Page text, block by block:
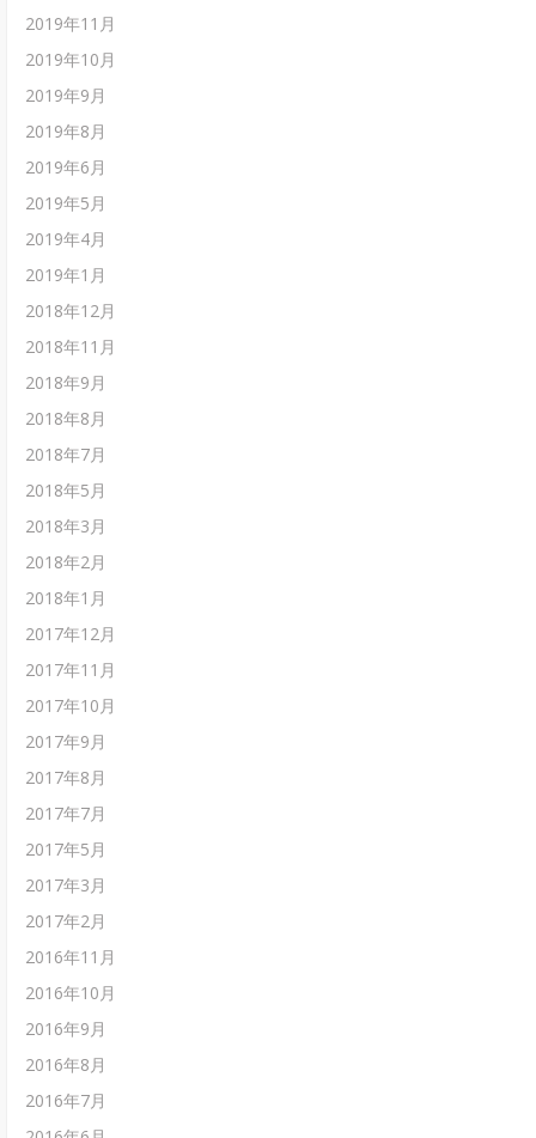
2019年11月
2019年10月
2019年9月
2019年8月
2019年6月
2019年5月
2019年4月
2019年1月
2018年12月
2018年11月
2018年9月
2018年8月
2018年7月
2018年5月
2018年3月
2018年2月
2018年1月
2017年12月
2017年11月
2017年10月
2017年9月
2017年8月
2017年7月
2017年5月
2017年3月
2017年2月
2016年11月
2016年10月
2016年9月
2016年8月
2016年7月